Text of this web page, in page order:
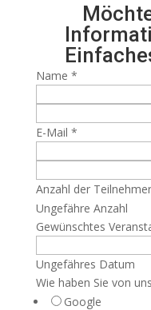
Name *
E-Mail *
Anzahl der Teilnehmer
Ungefähre Anzahl
Gewünschtes
Ungefähres Datum
Wie haben Sie von
Google